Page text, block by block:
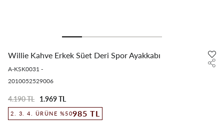
Willie Kahve Erkek Süet Deri Spor Ayakkabı
A-KSK0031 -
2010052529006
4.190 TL 1.969 TL
2. 3. 4. ÜRÜNE %50985 TL